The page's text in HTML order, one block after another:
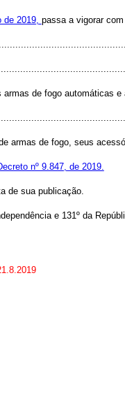
de 2019, passa a vigorar
de fogo automáticas
armas de fogo, seus
nº 9.847, de 2019.
de sua publicação.
e 131º da